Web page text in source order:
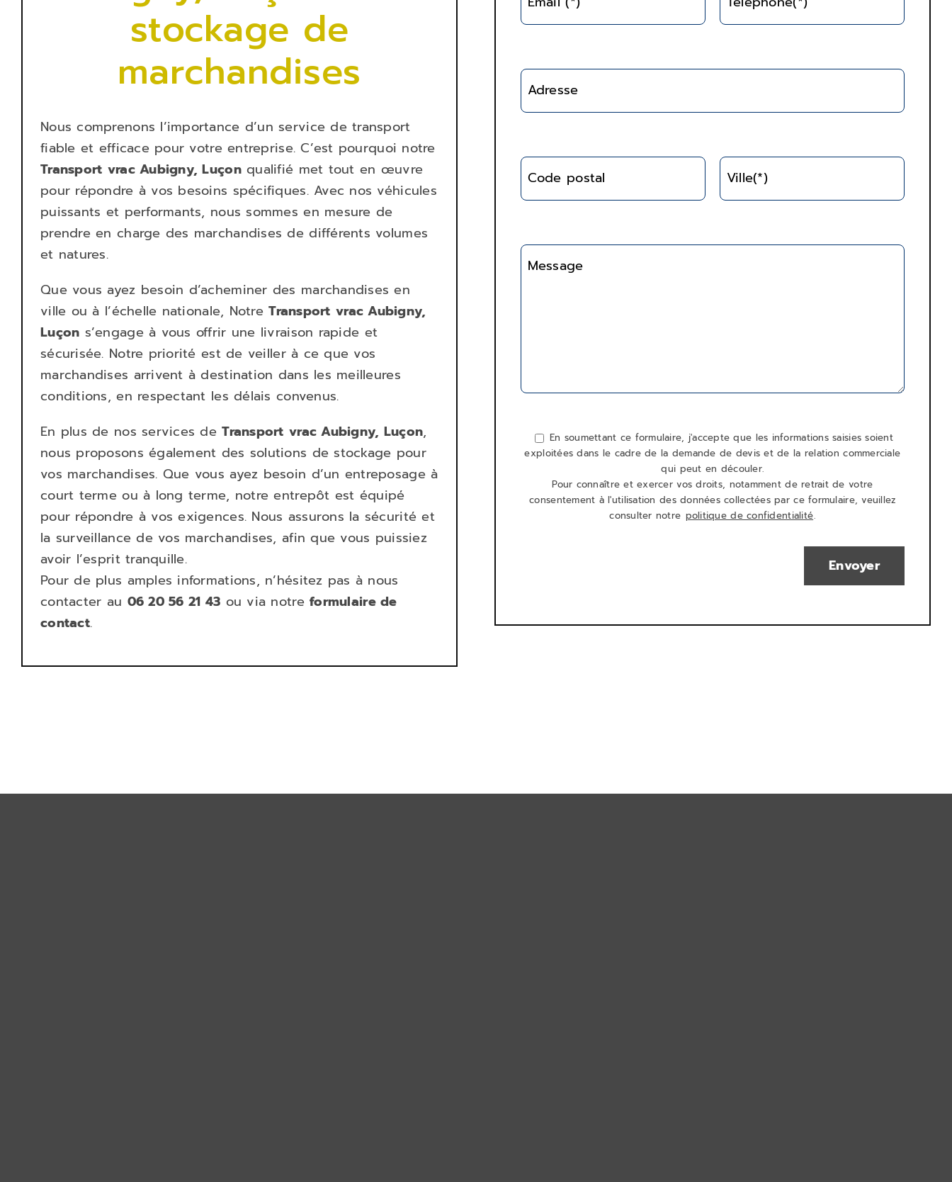
stockage de
marchandises
Nous comprenons l’importance d’un service de transport
fiable et efficace pour votre entreprise. C’est pourquoi notre
Transport vrac Aubigny, Luçonqualifié met tout en œuvre
pour répondre à vos besoins spécifiques. Avec nos véhicules
puissants et performants, nous sommes en mesure de
prendre en charge des marchandises de différents volumes
et natures.
Que vous ayez besoin d’acheminer des marchandises en
ville ou à l’échelle nationale, NotreTransport vrac Aubigny,
Luçon s’engage à vous offrir une livraison rapide et
sécurisée. Notre priorité est de veiller à ce que vos
marchandises arrivent à destination dans les meilleures
conditions, en respectant les délais convenus.
En plus de nos services deTransport vrac Aubigny, Luçon,
nous proposons également des solutions de stockage pour
vos marchandises. Que vous ayez besoin d’un entreposage à
court terme ou à long terme, notre entrepôt est équipé
pour répondre à vos exigences. Nous assurons la sécurité et
la surveillance de vos marchandises, afin que vous puissiez
avoir l’esprit tranquille.
Pour de plus amples informations, n’hésitez pas à nous
contacter au 06 20 56 21 43 ou via notreformulaire de
contact.
Adresse
Code postal Ville(*)
Message
En soumettant ce formulaire, j'accepte que les informations saisies soient
exploitées dans le cadre de la demande de devis et de la relation commerciale
qui peut en découler.
Pour connaître et exercer vos droits, notamment de retrait de votre
consentement à l'utilisation des données collectées par ce formulaire, veuillez
consulter notre politique de confidentialité.